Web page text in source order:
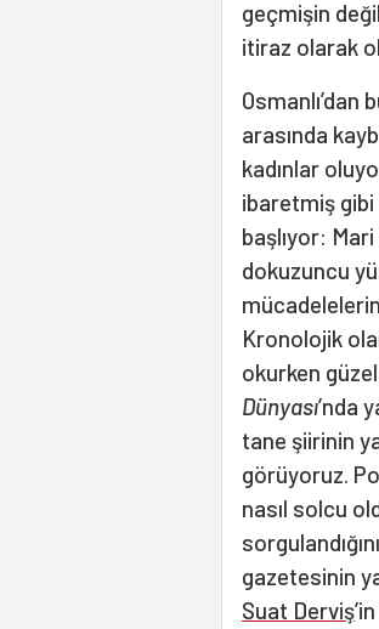
geçmişin
itiraz olarak
arasında
kadınlar
ibaretmiş gibi
başlıyor:
dokuzuncu
Kronolojik
okurken güzel
Dünyası’nda
tane şiirinin
görüyoruz.
nasıl solcu
gazetesinin
Suat Derviş